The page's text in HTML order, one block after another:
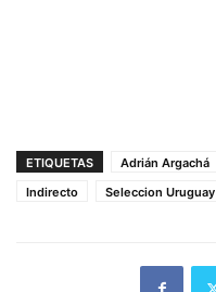
ETIQUETAS Adrián Argachá
Indirecto
Seleccion Uruguay